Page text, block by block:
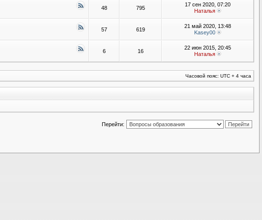
48 795
17 сен 2020, 07:20
Наталья
57 619
21 май 2020, 13:48
Kasey00
6 16
22 июн 2015, 20:45
Наталья
Часовой пояс: UTC + 4 часа
Перейти: